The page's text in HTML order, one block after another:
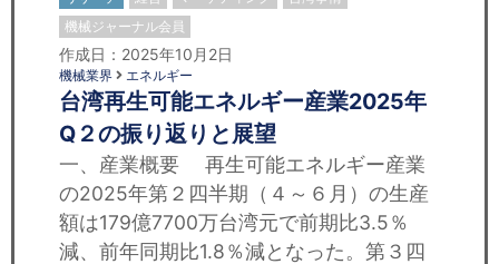
機械ジャーナル会員
作成日：2025年10月2日
機械業界 エネルギー
台湾再生可能エネルギー産業2025年
Q２の振り返りと展望
一、産業概要 再生可能エネルギー産業
の2025年第２四半期（４～６月）の生産
額は179億7700万台湾元で前期比3.5％
減、前年同期比1.8％減となった。第３四